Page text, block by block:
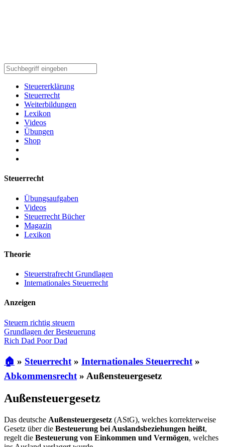
Steuererklärung
Steuerrecht
Weiterbildungen
Lexikon
Videos
Übungen
Shop
Steuerrecht
Übungsaufgaben
Videos
Steuerrecht Bücher
Magazin
Lexikon
Theorie
Steuerstrafrecht Grundlagen
Internationales Steuerrecht
Anzeigen
Steuern richtig steuern
Grundlagen der Besteuerung
Rich Dad Poor Dad
🏠 » Steuerrecht» Internationales Steuerrecht»
Abkommensrecht» Außensteuergesetz
Außensteuergesetz
Das deutsche Außensteuergesetz (AStG), welches korrekterweise
Gesetz über die Besteuerung bei Auslandsbeziehungen heißt,
regelt die Besteuerung von Einkommen und Vermögen, welches